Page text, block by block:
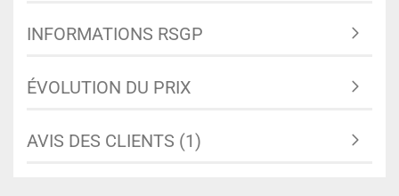
INFORMATIONS RSGP
ÉVOLUTION DU PRIX
AVIS DES CLIENTS (1)